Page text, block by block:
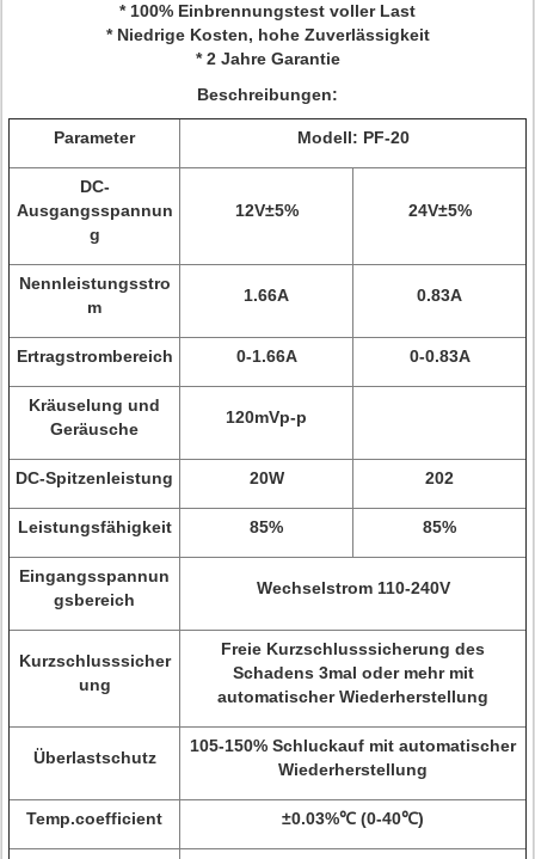
* 100% Einbrennungstest voller Last
* Niedrige Kosten, hohe Zuverlässigkeit
* 2 Jahre Garantie
Beschreibungen:
Parameter Modell: PF-20
DC-
Ausgangsspannun
g
12V±5% 24V±5%
Nennleistungsstro
m
1.66A 0.83A
Ertragstrombereich 0-1.66A 0-0.83A
Kräuselung und
Geräusche
120mVp-p
DC-Spitzenleistung 20W 202
Leistungsfähigkeit 85% 85%
Eingangsspannun
gsbereich
Wechselstrom 110-240V
Kurzschlusssicher
ung
Freie Kurzschlusssicherung des
Schadens 3mal oder mehr mit
automatischer Wiederherstellung
Überlastschutz
105-150% Schluckauf mit automatischer
Wiederherstellung
Temp.coefficient ±0.03%℃ (0-40℃)